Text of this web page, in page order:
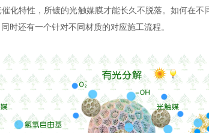
化特性，所镀的光触媒膜才能长久不脱落。如何在不
时还有一个针对不同材质的对应施工流程。